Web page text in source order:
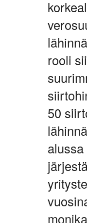
rooli
50